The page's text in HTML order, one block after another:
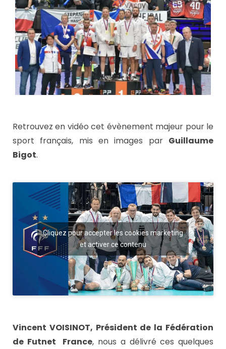
Retrouvez en vidéo cet évènement majeur pour le
sport français, mis en images par Guillaume
Bigot.
Cliquez pour accepter les cookies marketing
et activer ce contenu
Vincent VOISINOT, Président de la Fédération
de Futnet France, nous a délivré ces quelques